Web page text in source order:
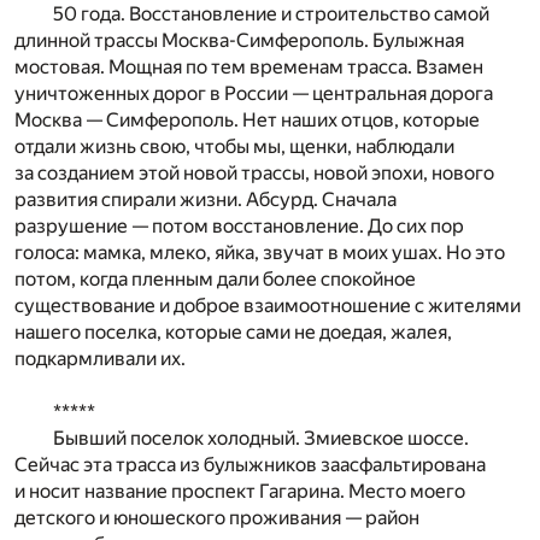
50 года. Восстановление и строительство самой
длинной трассы Москва-Симферополь. Булыжная
мостовая. Мощная по тем временам трасса. Взамен
уничтоженных дорог в России — центральная дорога
Москва — Симферополь. Нет наших отцов, которые
отдали жизнь свою, чтобы мы, щенки, наблюдали
за созданием этой новой трассы, новой эпохи, нового
развития спирали жизни. Абсурд. Сначала
разрушение — потом восстановление. До сих пор
голоса: мамка, млеко, яйка, звучат в моих ушах. Но это
потом, когда пленным дали более спокойное
существование и доброе взаимоотношение с жителями
нашего поселка, которые сами не доедая, жалея,
подкармливали их.
*****
Бывший поселок холодный. Змиевское шоссе.
Сейчас эта трасса из булыжников заасфальтирована
и носит название проспект Гагарина. Место моего
детского и юношеского проживания — район